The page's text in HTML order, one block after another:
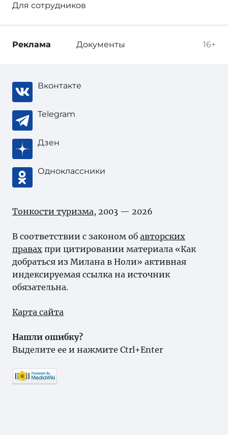
Для сотрудников
16+
Реклама Документы
Вконтакте
Telegram
Дзен
Одноклассники
Тонкости туризма, 2003 — 2026
В соответствии с законом об авторских
правах при цитировании материала «Как
добраться из Милана в Ноли» активная
индексируемая ссылка на источник
обязательна.
Карта сайта
Нашли ошибку?
Выделите ее и нажмите Ctrl+Enter